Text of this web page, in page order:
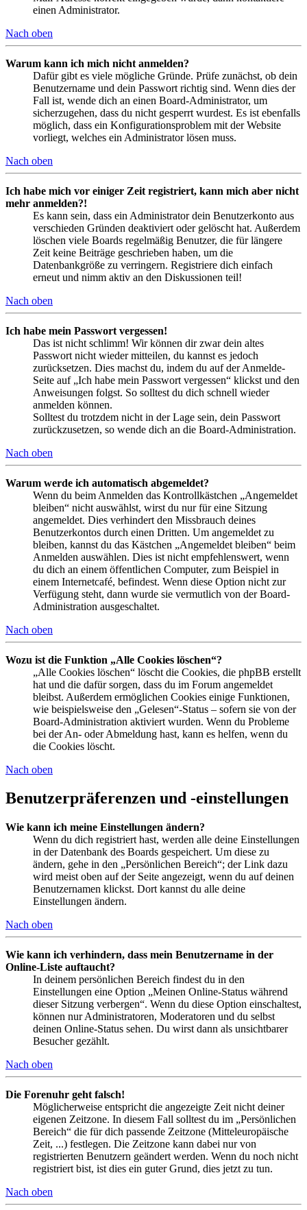
einen Administrator.
Nach oben
Warum kann ich mich nicht anmelden?
Dafür gibt es viele mögliche Gründe. Prüfe zunächst, ob dein
Benutzername und dein Passwort richtig sind. Wenn dies der
Fall ist, wende dich an einen Board-Administrator, um
sicherzugehen, dass du nicht gesperrt wurdest. Es ist ebenfalls
möglich, dass ein Konfigurationsproblem mit der Website
vorliegt, welches ein Administrator lösen muss.
Nach oben
Ich habe mich vor einiger Zeit registriert, kann mich aber nicht
mehr anmelden?!
Es kann sein, dass ein Administrator dein Benutzerkonto aus
verschieden Gründen deaktiviert oder gelöscht hat. Außerdem
löschen viele Boards regelmäßig Benutzer, die für längere
Zeit keine Beiträge geschrieben haben, um die
Datenbankgröße zu verringern. Registriere dich einfach
erneut und nimm aktiv an den Diskussionen teil!
Nach oben
Ich habe mein Passwort vergessen!
Das ist nicht schlimm! Wir können dir zwar dein altes
Passwort nicht wieder mitteilen, du kannst es jedoch
zurücksetzen. Dies machst du, indem du auf der Anmelde-
Seite auf „Ich habe mein Passwort vergessen“ klickst und den
Anweisungen folgst. So solltest du dich schnell wieder
anmelden können.
Solltest du trotzdem nicht in der Lage sein, dein Passwort
zurückzusetzen, so wende dich an die Board-Administration.
Nach oben
Warum werde ich automatisch abgemeldet?
Wenn du beim Anmelden das Kontrollkästchen „Angemeldet
bleiben“ nicht auswählst, wirst du nur für eine Sitzung
angemeldet. Dies verhindert den Missbrauch deines
Benutzerkontos durch einen Dritten. Um angemeldet zu
bleiben, kannst du das Kästchen „Angemeldet bleiben“ beim
Anmelden auswählen. Dies ist nicht empfehlenswert, wenn
du dich an einem öffentlichen Computer, zum Beispiel in
einem Internetcafé, befindest. Wenn diese Option nicht zur
Verfügung steht, dann wurde sie vermutlich von der Board-
Administration ausgeschaltet.
Nach oben
Wozu ist die Funktion „Alle Cookies löschen“?
„Alle Cookies löschen“ löscht die Cookies, die phpBB erstellt
hat und die dafür sorgen, dass du im Forum angemeldet
bleibst. Außerdem ermöglichen Cookies einige Funktionen,
wie beispielsweise den „Gelesen“-Status – sofern sie von der
Board-Administration aktiviert wurden. Wenn du Probleme
bei der An- oder Abmeldung hast, kann es helfen, wenn du
die Cookies löscht.
Nach oben
Benutzerpräferenzen und -einstellungen
Wie kann ich meine Einstellungen ändern?
Wenn du dich registriert hast, werden alle deine Einstellungen
in der Datenbank des Boards gespeichert. Um diese zu
ändern, gehe in den „Persönlichen Bereich“; der Link dazu
wird meist oben auf der Seite angezeigt, wenn du auf deinen
Benutzernamen klickst. Dort kannst du alle deine
Einstellungen ändern.
Nach oben
Wie kann ich verhindern, dass mein Benutzername in der
Online-Liste auftaucht?
In deinem persönlichen Bereich findest du in den
Einstellungen eine Option „Meinen Online-Status während
dieser Sitzung verbergen“. Wenn du diese Option einschaltest,
können nur Administratoren, Moderatoren und du selbst
deinen Online-Status sehen. Du wirst dann als unsichtbarer
Besucher gezählt.
Nach oben
Die Forenuhr geht falsch!
Möglicherweise entspricht die angezeigte Zeit nicht deiner
eigenen Zeitzone. In diesem Fall solltest du im „Persönlichen
Bereich“ die für dich passende Zeitzone (Mitteleuropäische
Zeit, ...) festlegen. Die Zeitzone kann dabei nur von
registrierten Benutzern geändert werden. Wenn du noch nicht
registriert bist, ist dies ein guter Grund, dies jetzt zu tun.
Nach oben